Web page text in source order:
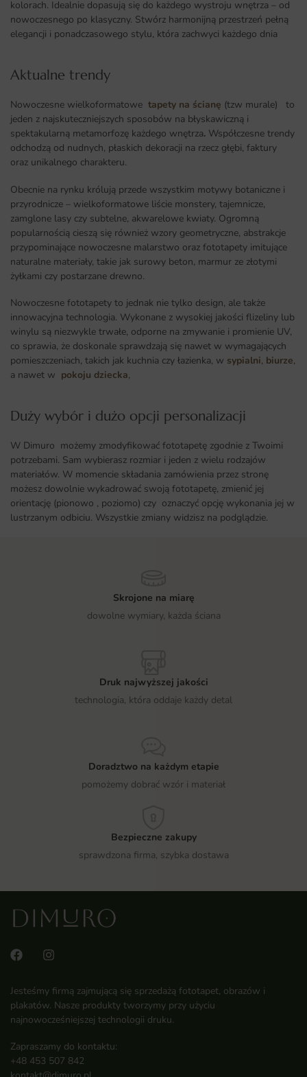
kolorach. Idealnie dopasują się do każdego wystroju wnętrza – od
nowoczesnego po klasyczny. Stwórz harmonijną przestrzeń pełną
elegancji i ponadczasowego stylu, która zachwyci każdego dnia
Aktualne trendy​
Nowoczesne wielkoformatowe tapety na ścianę (tzw murale) to
jeden z najskuteczniejszych sposobów na błyskawiczną i
spektakularną metamorfozę każdego wnętrza. Współczesne trendy
odchodzą od nudnych, płaskich dekoracji na rzecz głębi, faktury
oraz unikalnego charakteru.
Obecnie na rynku królują przede wszystkim motywy botaniczne i
przyrodnicze – wielkoformatowe liście monstery, tajemnicze,
zamglone lasy czy subtelne, akwarelowe kwiaty. Ogromną
popularnością cieszą się również wzory geometryczne, abstrakcje
przypominające nowoczesne malarstwo oraz fototapety imitujące
naturalne materiały, takie jak surowy beton, marmur ze złotymi
żyłkami czy postarzane drewno.
Nowoczesne fototapety to jednak nie tylko design, ale także
innowacyjna technologia. Wykonane z wysokiej jakości flizeliny lub
winylu są niezwykle trwałe, odporne na zmywanie i promienie UV,
co sprawia, że doskonale sprawdzają się nawet w wymagających
pomieszczeniach, takich jak kuchnia czy łazienka, w sypialni, biurze,
a nawet w pokoju dziecka,
Duży wybór i dużo opcji personalizacji ​
W Dimuro możemy zmodyfikować fototapetę zgodnie z Twoimi
potrzebami. Sam wybierasz rozmiar i jeden z wielu rodzajów
materiałów. W momencie składania zamówienia przez stronę
możesz dowolnie wykadrować swoją fototapetę, zmienić jej
orientację (pionowo , poziomo) czy oznaczyć opcję wykonania jej w
lustrzanym odbiciu. Wszystkie zmiany widzisz na podglądzie.
Skrojone na miarę
dowolne wymiary, każda ściana
Druk najwyższej jakości
technologia, która oddaje każdy detal
Doradztwo na każdym etapie
pomożemy dobrać wzór i materiał
Bezpieczne zakupy
sprawdzona firma, szybka dostawa
Jesteśmy firmą zajmującą się sprzedażą fototapet, obrazów i
plakatów. Nasze produkty tworzymy przy użyciu
najnowocześniejszej technologii druku.
Zapraszamy do kontaktu:
+48 453 507 842